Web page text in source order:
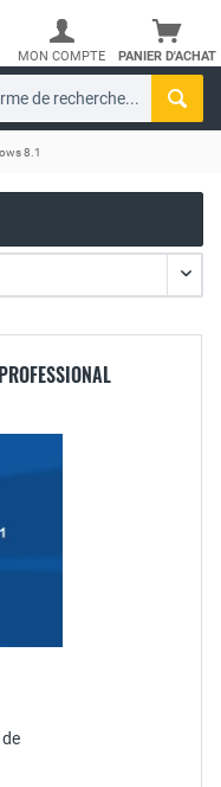
PANIER D'ACHAT
MON COMPTE
8.1